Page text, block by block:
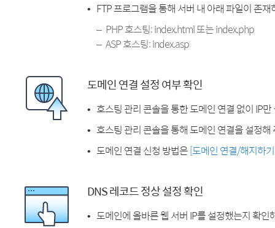
FTP 프로그램을 통해 서버 내 아래 파일이 존
PHP 호스팅: index.html 또는 index.php
ASP 호스팅: index.asp
도메인 연결 설정 여부 확인
호스팅 관리 콘솔을 통한 도메인 연결 없이 IP
호스팅 관리 콘솔을 통해 도메인 연결을 설정해
도메인 연결 신청 방법은[도메인 연결/해지하
DNS 레코드 정상 설정 확인
도메인에 올바른 웹 서버 IP를 설정했는지 확인